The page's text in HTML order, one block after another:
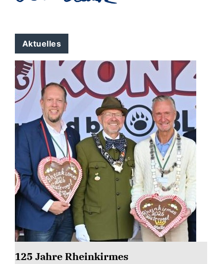
Aktuelles
125 Jahre Rheinkirmes